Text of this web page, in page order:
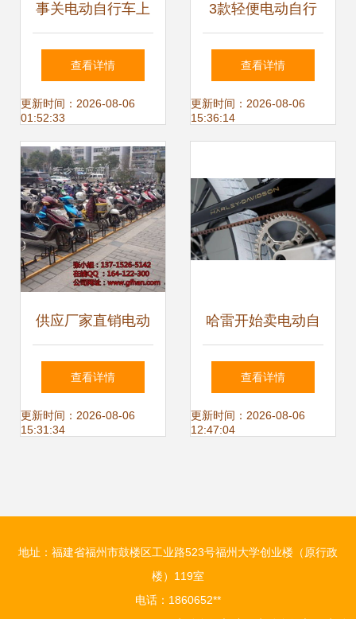
事关电动自行车上
牌 流程、材料与7
个便民网点一览
查看详情
更新时间：2026-08-06
01:52:33
3款轻便电动自行
车，助力续航300
公里，没电也能继
查看详情
更新时间：2026-08-06
15:36:14
供应厂家直销电动
车停车架 智能便
捷，优化空间利用
查看详情
更新时间：2026-08-06
15:31:34
哈雷开始卖电动自
行车了 网友 美式
二八大杠
查看详情
更新时间：2026-08-06
12:47:04
地址：福建省福州市鼓楼区工业路523号福州大学创业楼（原行政
楼）119室
电话：1860652**